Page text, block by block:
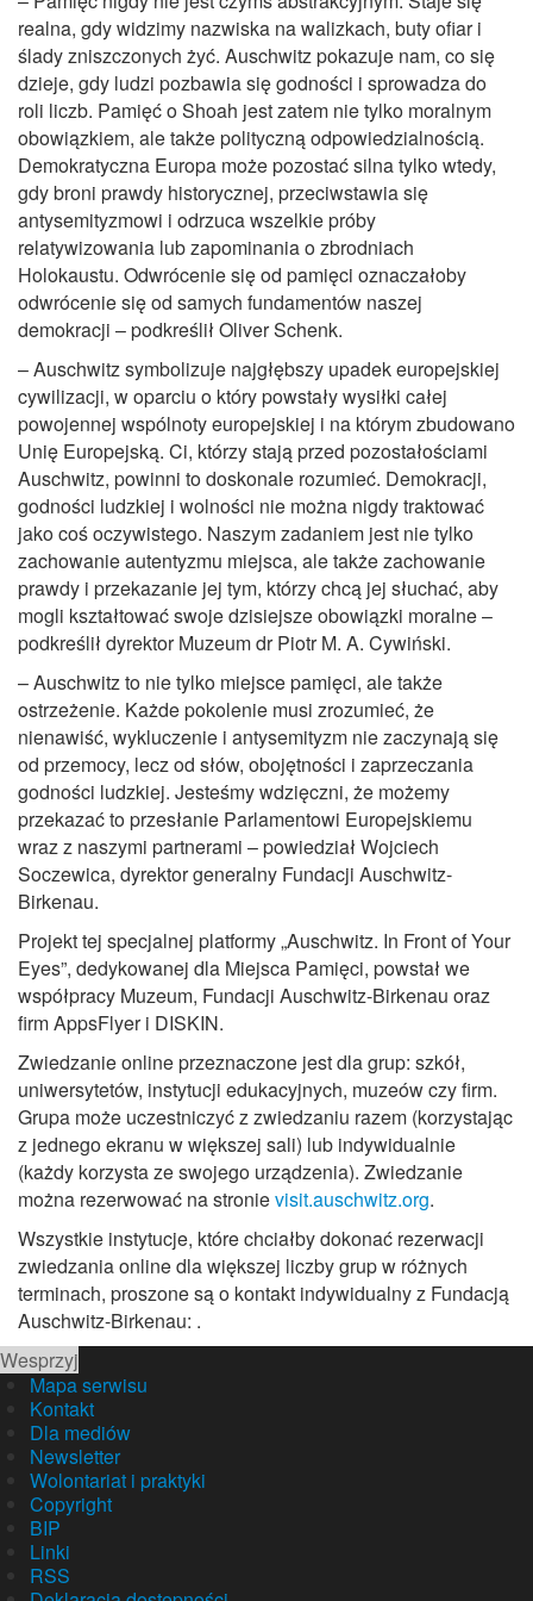
realna, gdy widzimy nazwiska na walizkach, buty ofiar i
ślady zniszczonych żyć. Auschwitz pokazuje nam, co się
dzieje, gdy ludzi pozbawia się godności i sprowadza do
roli liczb. Pamięć o Shoah jest zatem nie tylko moralnym
obowiązkiem, ale także polityczną odpowiedzialnością.
Demokratyczna Europa może pozostać silna tylko wtedy,
gdy broni prawdy historycznej, przeciwstawia się
antysemityzmowi i odrzuca wszelkie próby
relatywizowania lub zapominania o zbrodniach
Holokaustu. Odwrócenie się od pamięci oznaczałoby
odwrócenie się od samych fundamentów naszej
demokracji – podkreślił Oliver Schenk.
– Auschwitz symbolizuje najgłębszy upadek europejskiej
cywilizacji, w oparciu o który powstały wysiłki całej
powojennej wspólnoty europejskiej i na którym zbudowano
Unię Europejską. Ci, którzy stają przed pozostałościami
Auschwitz, powinni to doskonale rozumieć. Demokracji,
godności ludzkiej i wolności nie można nigdy traktować
jako coś oczywistego. Naszym zadaniem jest nie tylko
zachowanie autentyzmu miejsca, ale także zachowanie
prawdy i przekazanie jej tym, którzy chcą jej słuchać, aby
mogli kształtować swoje dzisiejsze obowiązki moralne –
podkreślił dyrektor Muzeum dr Piotr M. A. Cywiński.
– Auschwitz to nie tylko miejsce pamięci, ale także
ostrzeżenie. Każde pokolenie musi zrozumieć, że
nienawiść, wykluczenie i antysemityzm nie zaczynają się
od przemocy, lecz od słów, obojętności i zaprzeczania
godności ludzkiej. Jesteśmy wdzięczni, że możemy
przekazać to przesłanie Parlamentowi Europejskiemu
wraz z naszymi partnerami – powiedział Wojciech
Soczewica, dyrektor generalny Fundacji Auschwitz-
Birkenau.
Projekt tej specjalnej platformy „Auschwitz. In Front of Your
Eyes”, dedykowanej dla Miejsca Pamięci, powstał we
współpracy Muzeum, Fundacji Auschwitz-Birkenau oraz
firm AppsFlyer i DISKIN.
Zwiedzanie online przeznaczone jest dla grup: szkół,
uniwersytetów, instytucji edukacyjnych, muzeów czy firm.
Grupa może uczestniczyć z zwiedzaniu razem (korzystając
z jednego ekranu w większej sali) lub indywidualnie
(każdy korzysta ze swojego urządzenia). Zwiedzanie
można rezerwować na stronievisit.auschwitz.org.
Wszystkie instytucje, które chciałby dokonać rezerwacji
zwiedzania online dla większej liczby grup w różnych
terminach, proszone są o kontakt indywidualny z Fundacją
Auschwitz-Birkenau: .
Wesprzyj
Mapa serwisu
Kontakt
Dla mediów
Newsletter
Wolontariat i praktyki
Copyright
BIP
Linki
RSS